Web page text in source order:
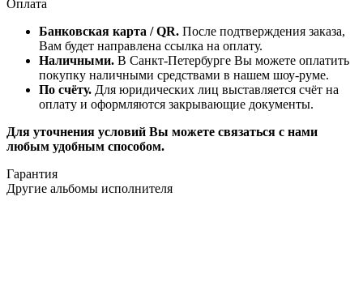
Оплата
Банковская карта / QR. После подтверждения заказа,
Вам будет направлена ссылка на оплату.
Наличными. В Санкт-Петербурге Вы можете оплатить
покупку наличными средствами в нашем шоу-руме.
По счёту. Для юридических лиц выставляется счёт на
оплату и оформляются закрывающие документы.
Для уточнения условий Вы можете связаться с нами
любым удобным способом.
Гарантия
Другие альбомы исполнителя